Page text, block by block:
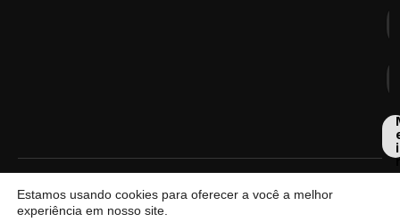
i
Estamos usando cookies para oferecer a você a melhor
experiência em nosso site.